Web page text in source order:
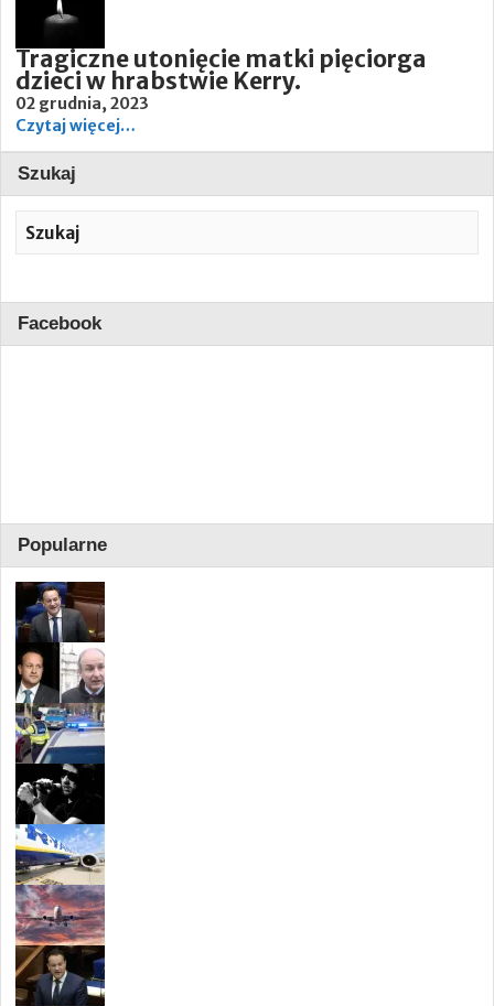
Tragiczne utonięcie matki pięciorga
dzieci w hrabstwie Kerry.
02 grudnia, 2023
Czytaj więcej…
Szukaj
Facebook
Popularne